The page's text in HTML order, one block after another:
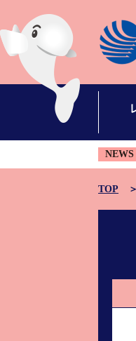
シリー
出場
モー
進入
NEWS
TOP